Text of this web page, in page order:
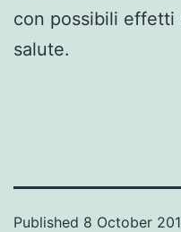
con possibili effetti
salute.
Published 8 October